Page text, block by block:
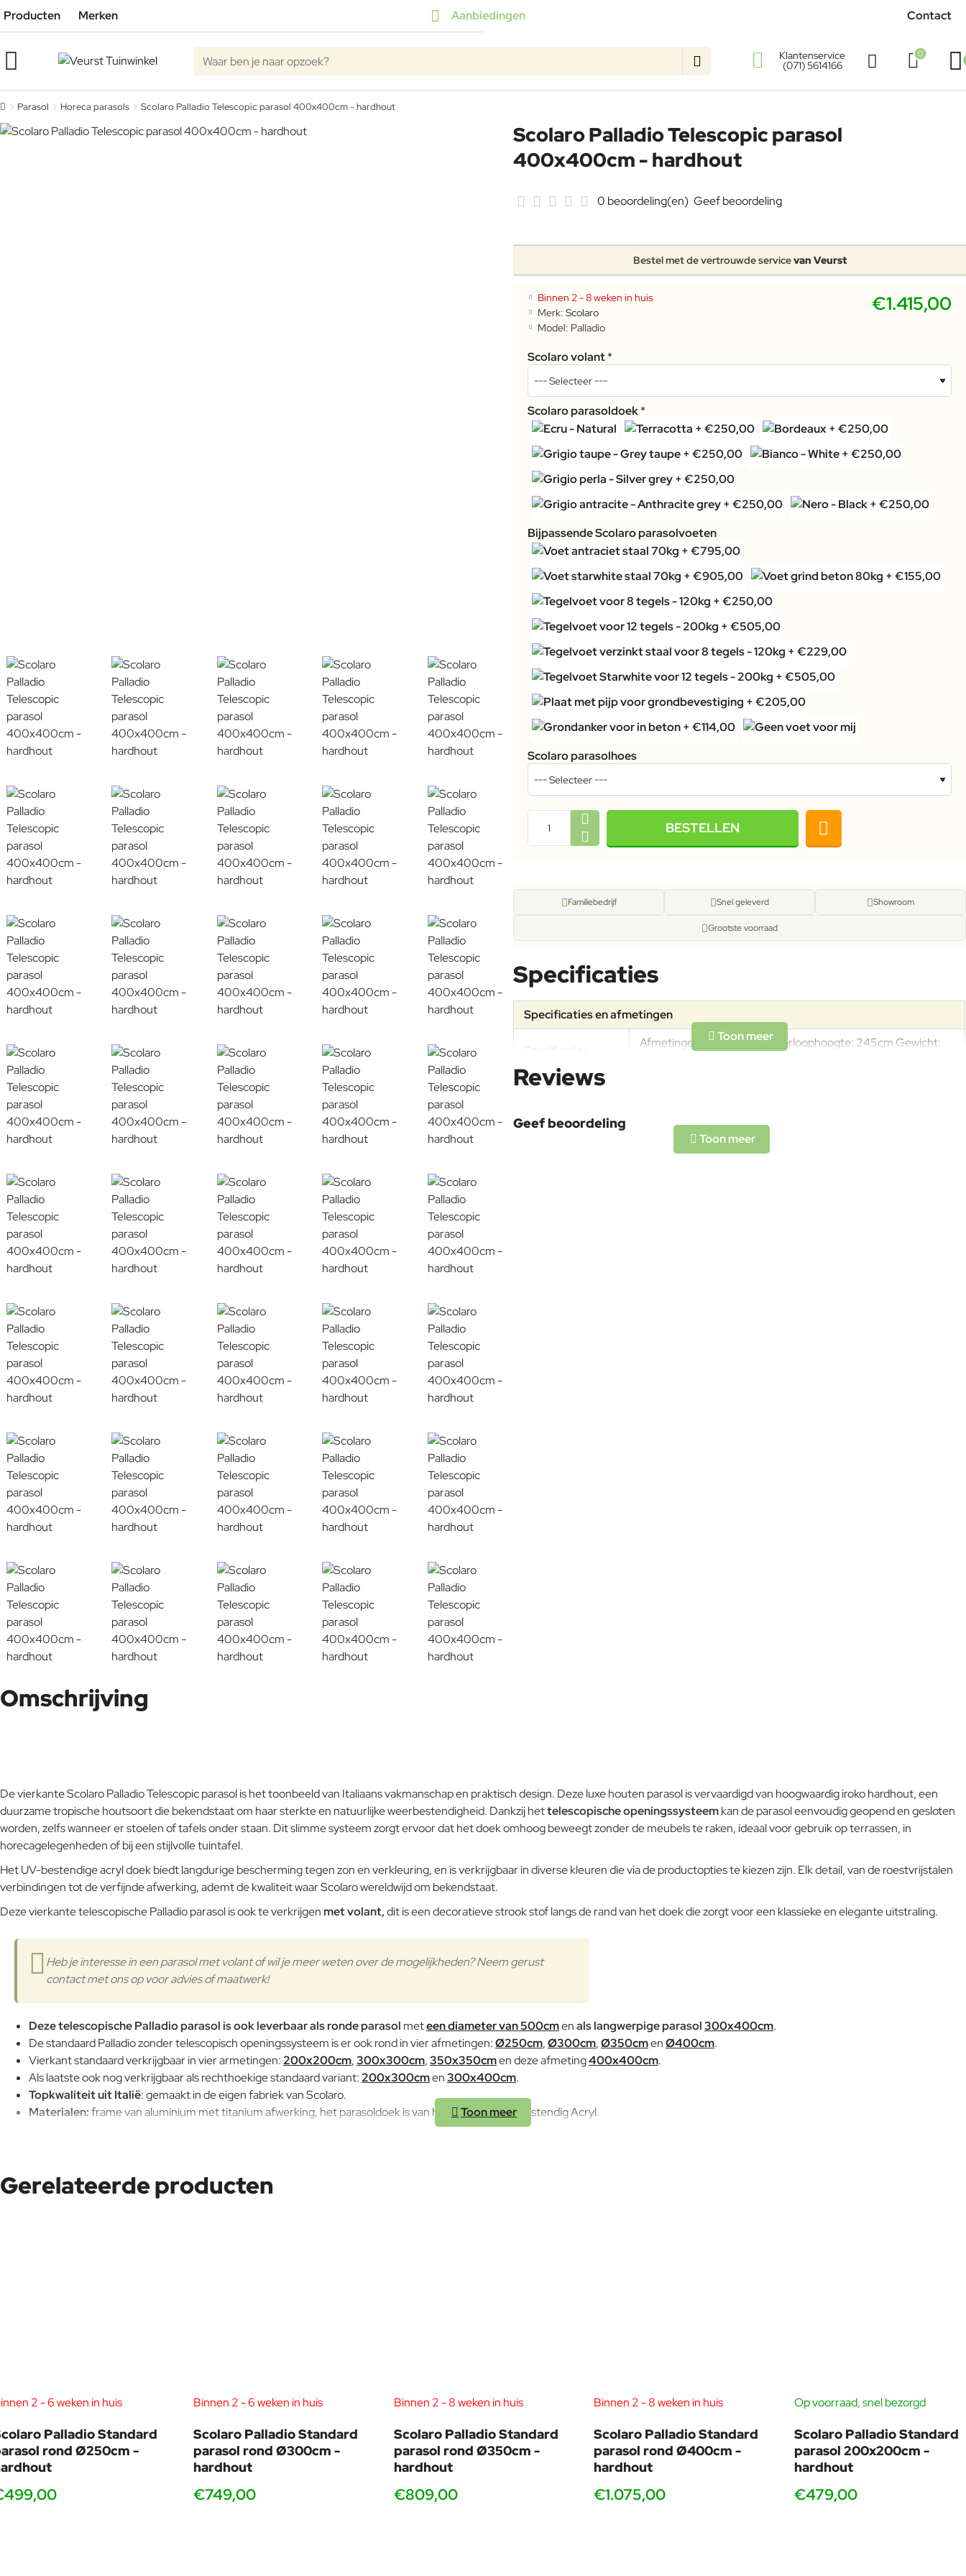
Producten Merken Aanbiedingen Contact
Waar ben je naar opzoek?
Klantenservice
(071) 5614166
0
Parasol Horeca parasols Scolaro Palladio Telescopic parasol 400x400cm - hardhout
Scolaro Palladio Telescopic parasol
400x400cm - hardhout
Bestel met de vertrouwde servicevan Veurst
0 beoordeling(en) Geef beoordeling
€1.415,00
Binnen 2 - 8 weken in huis
Merk: Scolaro
Model: Palladio
Scolaro volant
Scolaro parasoldoek
Bijpassende Scolaro parasolvoeten
Scolaro parasolhoes
BESTELLEN
Familiebedrijf Snel geleverd Showroom
Grootste voorraad
Specificaties
Specificaties en afmetingen
Specificaties
Afmetingen: 400x400mDoorloophoogte: 245cm Gewicht:
Materiaal
Aluminium
verwerking en gieten, op passende wijze behandeld om de
weersomstandigheden te weerstaan en met poeder gelakt.
Reviews
Geef beoordeling
Omschrijving
De vierkante Scolaro Palladio Telescopic parasol is het toonbeeld van Italiaans vakmanschap en praktisch design. Deze luxe houten parasol is vervaardigd van hoogwaardig iroko hardhout, een
duurzame tropische houtsoort die bekendstaat om haar sterkte en natuurlijke weerbestendigheid. Dankzij hettelescopische openingssysteemkan de parasol eenvoudig geopend en gesloten
worden, zelfs wanneer er stoelen of tafels onder staan. Dit slimme systeem zorgt ervoor dat het doek omhoog beweegt zonder de meubels te raken, ideaal voor gebruik op terrassen, in
horecagelegenheden of bij een stijlvolle tuintafel.
Het UV-bestendige acryl doek biedt langdurige bescherming tegen zon en verkleuring, en is verkrijgbaar in diverse kleuren die via de productopties te kiezen zijn. Elk detail, van de roestvrijstalen
verbindingen tot de verfijnde afwerking, ademt de kwaliteit waar Scolaro wereldwijd om bekendstaat.
Deze vierkante telescopische Palladio parasol is ook te verkrijgen met volant,dit is een decoratieve strook stof langs de rand van het doek die zorgt voor een klassieke en elegante uitstraling.
Heb je interesse in een parasol met volant of wil je meer weten over de mogelijkheden? Neem gerust
contact met ons op voor advies of maatwerk!
Deze telescopische Palladio parasol is ook leverbaar als ronde parasol meteen diameter van 500cmenals langwerpige parasol300x400cm.
De standaard Palladio zonder telescopisch openingssysteem is er ook rond in vier afmetingen:Ø250cm,Ø300cm,Ø350cmenØ400cm.
Vierkant standaard verkrijgbaar in vier armetingen: 200x200cm,300x300cm,350x350cmen deze afmeting400x400cm.
Als laatste ook nog verkrijgbaar als rechthoekige standaard variant: 200x300cmen300x400cm.
Topkwaliteit uit Italië: gemaakt in de eigen fabriek van Scolaro.
Materialen:frame van aluminium met titanium afwerking, het parasoldoek is van hoogwaardig UV-bestendig Acryl.
deze afmeting is standaard beschikbaar met een ecru kleurig doek, andere kleuren hebben een meerprijs, voor maatwerk kunt u contact opnemen.
Exclusief hoes:Een hoogwaardige parasolhoes kan bij de opties worden geselcteerd.
Duurzaam, weerbestendig en onderhoudsvriendelijk.
Gerelateerde producten
2 - 6 weken in huis
Palladio Standard
rond Ø250cm -
Binnen 2 - 6 weken in huis
Scolaro Palladio Standard
parasol rond Ø300cm -
hardhout
€749,00
Binnen 2 - 8 weken in huis
Scolaro Palladio Standard
parasol rond Ø350cm -
hardhout
€809,00
Binnen 2 - 8 weken in huis
Scolaro Palladio Standard
parasol rond Ø400cm -
hardhout
€1.075,00
Op voorraad, snel bezorgd
Scolaro Palladio Standard
parasol 200x200cm -
hardhout
€479,00